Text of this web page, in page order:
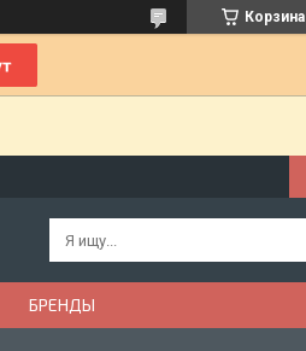
Корзина
БРЕНДЫ